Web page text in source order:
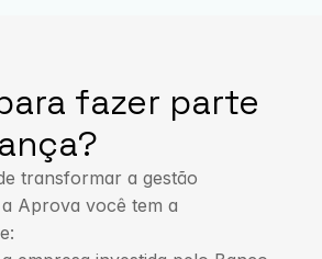
fazer parte
transformar a gestão
Aprova você tem a